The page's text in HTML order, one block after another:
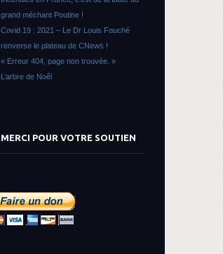
grand méchant Poutine !
Covid 19 : 2021 – Le Dr Louis Fouché
renverse le plateau de CNews !
« Erreur 404, page non trouvée. »
L’arbre de Noêl
MERCI POUR VOTRE SOUTIEN